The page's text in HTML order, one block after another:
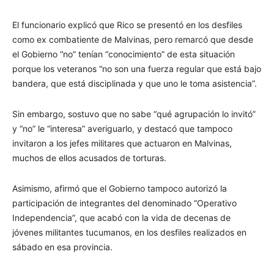
El funcionario explicó que Rico se presentó en los desfiles
como ex combatiente de Malvinas, pero remarcó que desde
el Gobierno “no” tenían “conocimiento” de esta situación
porque los veteranos “no son una fuerza regular que está bajo
bandera, que está disciplinada y que uno le toma asistencia”.
Sin embargo, sostuvo que no sabe “qué agrupación lo invitó”
y “no” le “interesa” averiguarlo, y destacó que tampoco
invitaron a los jefes militares que actuaron en Malvinas,
muchos de ellos acusados de torturas.
Asimismo, afirmó que el Gobierno tampoco autorizó la
participación de integrantes del denominado “Operativo
Independencia”, que acabó con la vida de decenas de
jóvenes militantes tucumanos, en los desfiles realizados en
sábado en esa provincia.